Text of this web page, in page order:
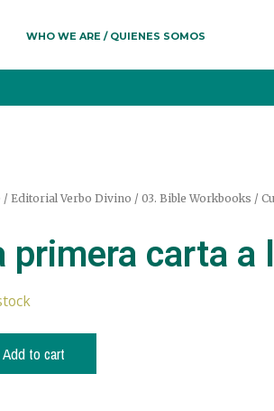
WHO WE ARE / QUIENES SOMOS
/ Editorial Verbo Divino / 03. Bible Workbooks /
primera carta a
Add to cart